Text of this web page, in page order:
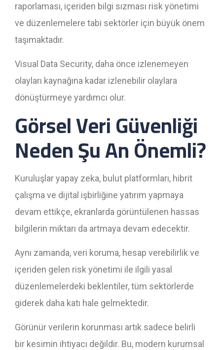
raporlaması, içeriden bilgi sızması risk yönetimi
ve düzenlemelere tabi sektörler için büyük önem
taşımaktadır.
Visual Data Security, daha önce izlenemeyen
olayları kaynağına kadar izlenebilir olaylara
dönüştürmeye yardımcı olur.
Görsel Veri Güvenliği
Neden Şu An Önemli?
Kuruluşlar yapay zeka, bulut platformları, hibrit
çalışma ve dijital işbirliğine yatırım yapmaya
devam ettikçe, ekranlarda görüntülenen hassas
bilgilerin miktarı da artmaya devam edecektir.
Aynı zamanda, veri koruma, hesap verebilirlik ve
içeriden gelen risk yönetimi ile ilgili yasal
düzenlemelerdeki beklentiler, tüm sektörlerde
giderek daha katı hale gelmektedir.
Görünür verilerin korunması artık sadece belirli
bir kesimin ihtiyacı değildir. Bu, modern kurumsal